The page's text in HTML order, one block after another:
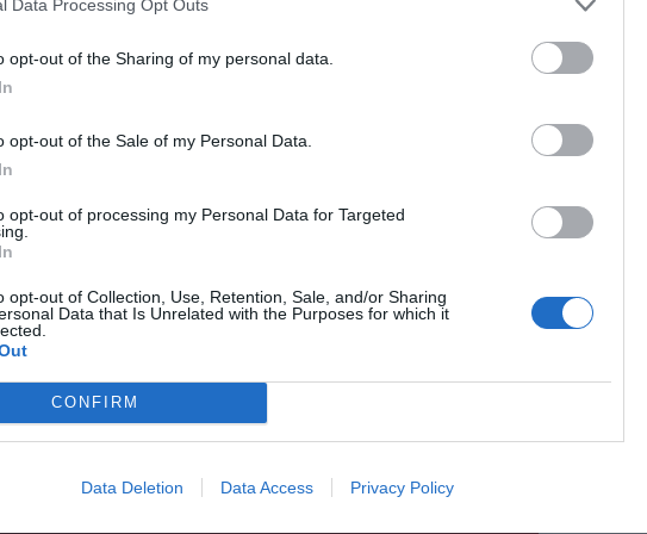
Data Processing Opt Outs
opt-out of the Sharing of my personal data.
opt-out of the Sale of my Personal Data.
opt-out of processing my Personal Data for Targeted
opt-out of Collection, Use, Retention, Sale, and/or Sharing
Data that Is Unrelated with the Purposes for which it
CONFIRM
Data Deletion Data Access Privacy Policy
διαφέρουν.
την δεύτερη σεζόν. Για τον ίδιο σημαίνει ότι το
για δεύτερη σεζόν. Το HBO ανακοίνωσε πως
τη δεύτερη σεζόν χωρίς να την αποκλείει
άλλον να αναλάβει τη σειρά. Ίσως να
γιατί δεν είναι εύκολο να γραφτεί το σενάριο
ο Λίντελοφ έχει κι άλλα σχέδια.
ξενερώνει άσχημα ότι έμεινε έτσι μετέωρη η